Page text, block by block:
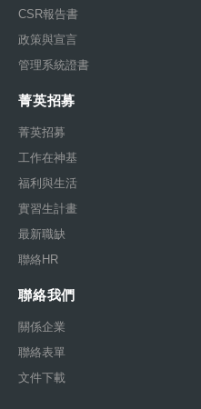
CSR報告書
政策與宣言
管理系統證書
菁英招募
菁英招募
工作在神基
福利與生活
實習生計畫
最新職缺
聯絡HR
聯絡我們
關係企業
聯絡表單
文件下載